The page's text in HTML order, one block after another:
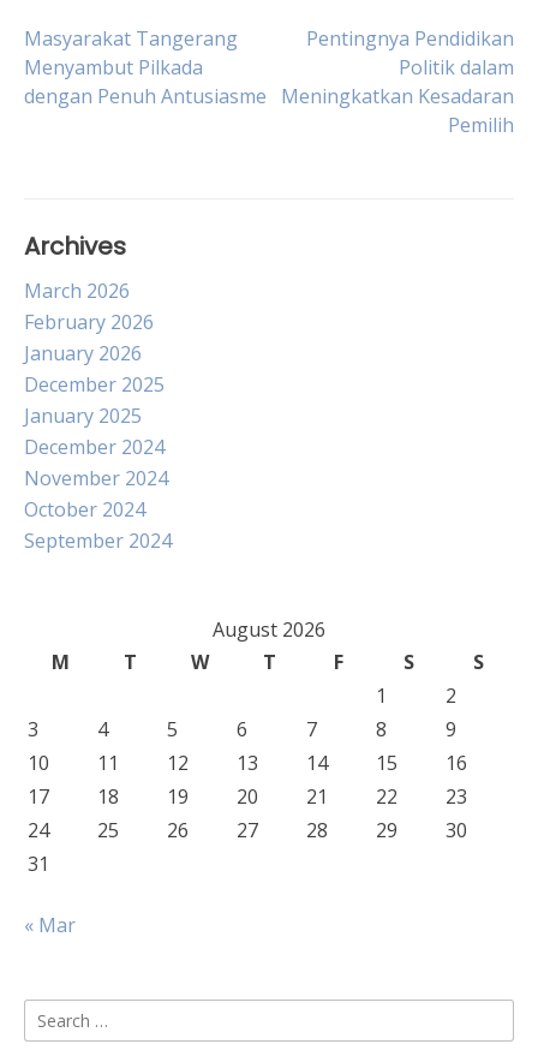
Post
navigation
Masyarakat Tangerang
Menyambut Pilkada
dengan Penuh Antusiasme
Pentingnya Pendidikan
Politik dalam
Meningkatkan Kesadaran
Pemilih
Archives
March 2026
February 2026
January 2026
December 2025
January 2025
December 2024
November 2024
October 2024
September 2024
August 2026
M
T W T F S
S
1
2
3
4 5 6 7 8
9
10
11 12 13 14 15
16
17
18 19 20 21 22
23
24
25 26 27 28 29
30
31
« Mar
Search
for: